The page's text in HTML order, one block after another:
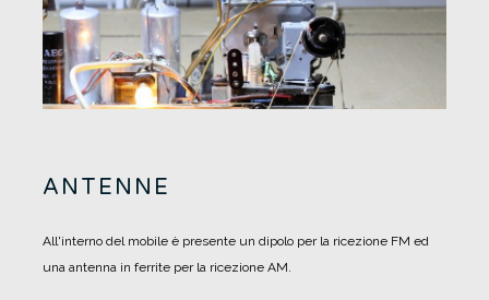
ANTENNE
All'interno del mobile è presente un dipolo per la ricezione FM ed
una antenna in ferrite per la ricezione AM.